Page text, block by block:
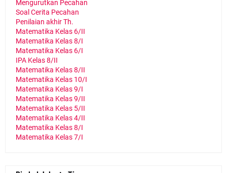
Mengurutkan Pecahan
Soal Cerita Pecahan
Penilaian akhir Th.
Matematika Kelas 6/II
Matematika Kelas 8/I
Matematika Kelas 6/I
IPA Kelas 8/II
Matematika Kelas 8/II
Matematika Kelas 10/I
Matematika Kelas 9/I
Matematika Kelas 9/II
Matematika Kelas 5/II
Matematika Kelas 4/II
Matematika Kelas 8/I
Matematika Kelas 7/I